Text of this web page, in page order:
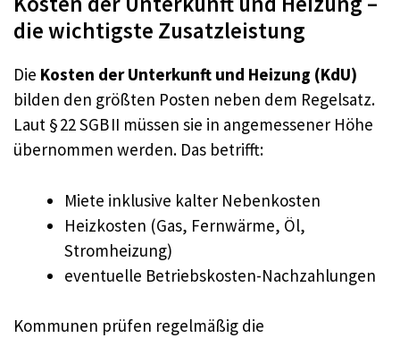
die wichtigste Zusatzleistung
Die Kosten der Unterkunft und Heizung (KdU)
bilden den größten Posten neben dem Regelsatz.
Laut § 22 SGB II müssen sie in angemessener Höhe
übernommen werden. Das betrifft:
Miete inklusive kalter Nebenkosten
Heizkosten (Gas, Fernwärme, Öl,
Stromheizung)
eventuelle Betriebskosten-Nachzahlungen
Kommunen prüfen regelmäßig die